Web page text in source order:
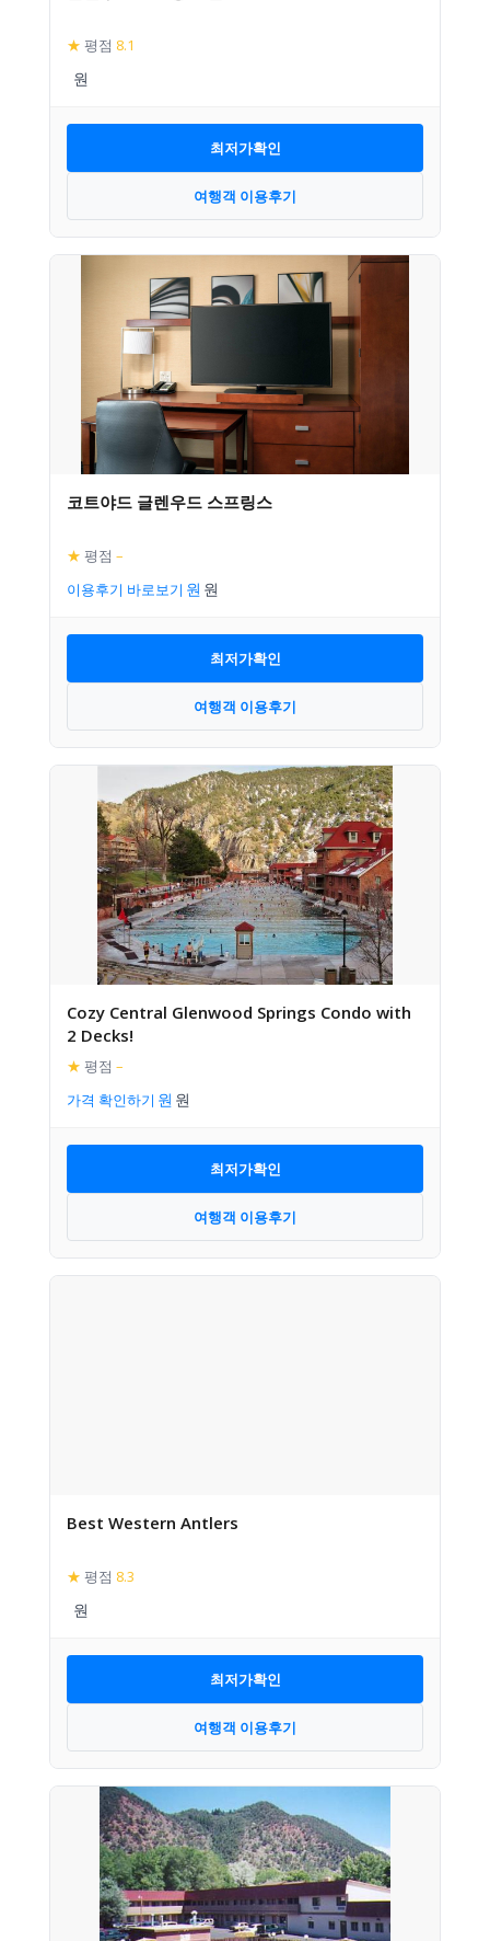
★ 평점 8.1
최저가확인
여행객 이용후기
코트야드 글렌우드 스프링스
★ 평점 –
이용후기 바로보기
최저가확인
여행객 이용후기
Cozy Central Glenwood Springs Condo with
2 Decks!
★ 평점 –
가격 확인하기
최저가확인
여행객 이용후기
Best Western Antlers
★ 평점 8.3
최저가확인
여행객 이용후기